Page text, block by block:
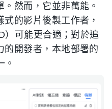
然而，它並非萬能。
的影片後製工作者，
）可能更合適；對於追
的開發者，本地部署的
。